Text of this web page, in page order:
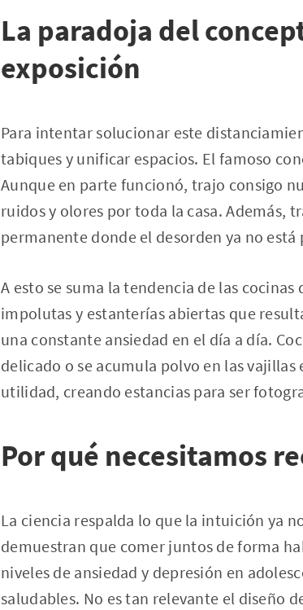
La paradoja del
exposición
Para intentar solucionar este
tabiques y unificar espacios. El famoso
Aunque en parte funcionó, trajo consigo
ruidos y olores por toda la casa. Además,
permanente donde el desorden ya no
A esto se suma la tendencia de las
impolutas y estanterías abiertas que
una constante ansiedad en el día a día.
delicado o se acumula polvo en las
utilidad, creando estancias para ser
Por qué necesitamos
La ciencia respalda lo que la intuición ya
demuestran que comer juntos de forma
niveles de ansiedad y depresión en
saludables. No es tan relevante el diseño